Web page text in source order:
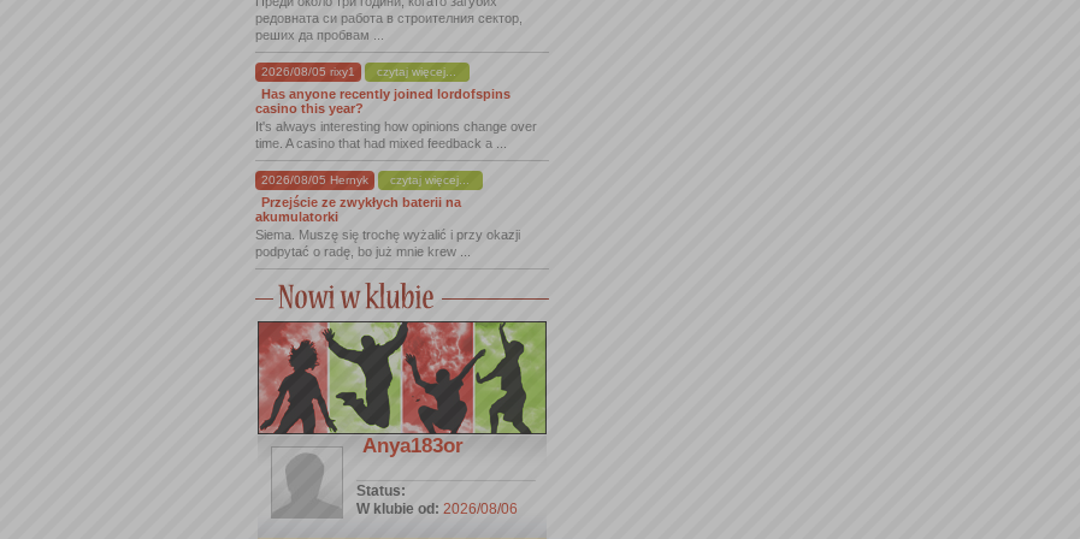
редовната си работа в строителния сектор,
реших да пробвам ...
2026/08/05 rixy1 czytaj więcej...
Has anyone recently joined lordofspins
casino this year?
It's always interesting how opinions change over
time. A casino that had mixed feedback a ...
2026/08/05 Hernyk czytaj więcej...
Przejście ze zwykłych baterii na
akumulatorki
Siema. Muszę się trochę wyżalić i przy okazji
podpytać o radę, bo już mnie krew ...
Anya183or
Status:
W klubie od: 2026/08/06